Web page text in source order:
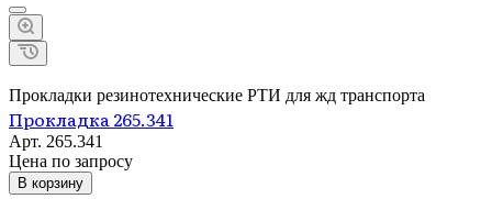
Прокладки резинотехнические РТИ для жд транспорта
Прокладка 265.341
Арт. 265.341
Цена по запросу
В корзину